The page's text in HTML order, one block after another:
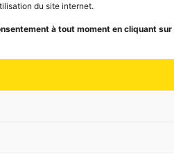
du site internet.
à tout moment en cliquant